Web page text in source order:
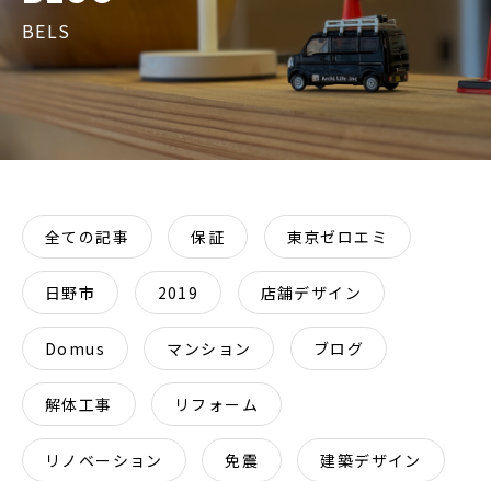
BELS
全ての記事 保証 東京ゼロエミ
日野市 2019 店舗デザイン
Domus マンション ブログ
解体工事 リフォーム
リノベーション 免震 建築デザイン